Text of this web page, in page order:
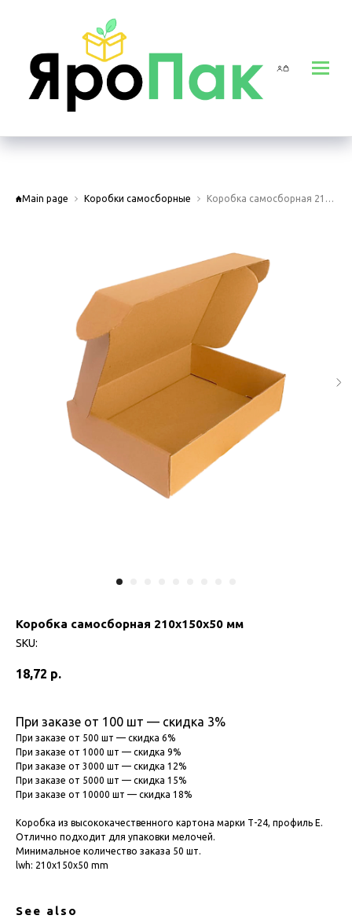
Main page Коробки самосборные Коробка самосборная 210х150х50 мм
Коробка самосборная 210х150х50 мм
SKU:
18,72 р.
При заказе от 100 шт — скидка 3%
При заказе от 500 шт — скидка 6%
При заказе от 1000 шт — скидка 9%
При заказе от 3000 шт — скидка 12%
При заказе от 5000 шт — скидка 15%
При заказе от 10000 шт — скидка 18%
Коробка из высококачественного картона марки Т-24, профиль Е.
Отлично подходит для упаковки мелочей.
Минимальное количество заказа 50 шт.
lwh: 210x150x50 mm
See also